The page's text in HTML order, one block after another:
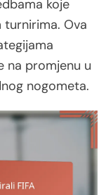
koje
turnirima. Ova
na promjenu u
nogometa.